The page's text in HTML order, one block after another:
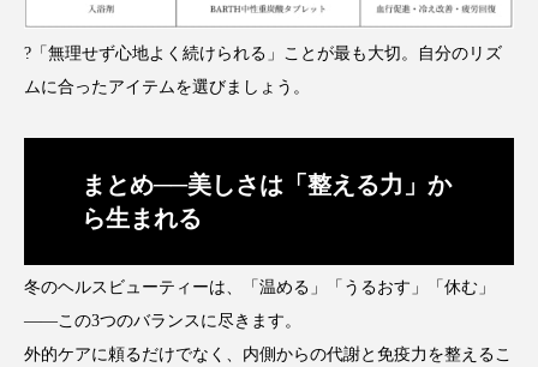
肌バリア 肌荒れ防止 脳 自律神経
金木犀 スキンケア 金木犀 香り 効果
香り メンタルケア 香りケア
香りの重ね使い 香料 香水 レイヤリング
?️「無理せず心地よく続けられる」ことが最も大切。自分のリズ
ムに合ったアイテムを選びましょう。
まとめ──美しさは「整える力」か
ら生まれる
冬のヘルスビューティーは、「温める」「うるおす」「休む」
――この3つのバランスに尽きます。
外的ケアに頼るだけでなく、内側からの代謝と免疫力を整えるこ